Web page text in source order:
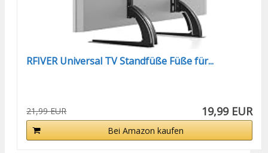
RFIVER Universal TV Standfüße Füße für...
21,99 EUR 19,99 EUR
Bei Amazon kaufen